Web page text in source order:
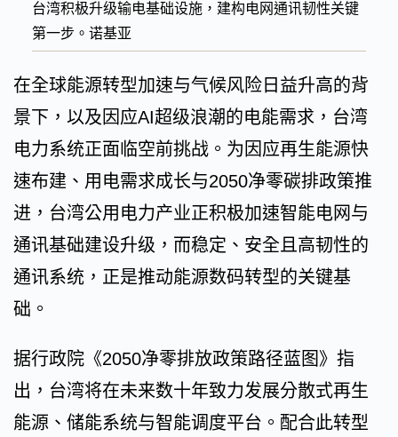
台湾积极升级输电基础设施，建构电网通讯韧性关键
第一步。诺基亚
在全球能源转型加速与气候风险日益升高的背
景下，以及因应AI超级浪潮的电能需求，台湾
电力系统正面临空前挑战。为因应再生能源快
速布建、用电需求成长与2050净零碳排政策推
进，台湾公用电力产业正积极加速智能电网与
通讯基础建设升级，而稳定、安全且高韧性的
通讯系统，正是推动能源数码转型的关键基
础。
据行政院《2050净零排放政策路径蓝图》指
出，台湾将在未来数十年致力发展分散式再生
能源、储能系统与智能调度平台。配合此转型